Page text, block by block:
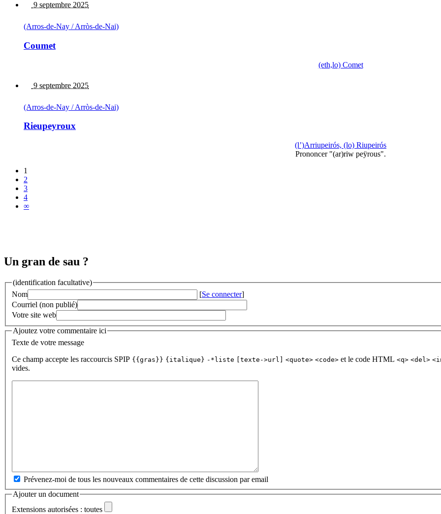
9 septembre 2025
(Arros-de-Nay / Arròs-de-Nai)
Coumet
(eth,lo) Comet
9 septembre 2025
(Arros-de-Nay / Arròs-de-Nai)
Rieupeyroux
(l’)Arriupeirós, (lo) Riupeirós
Prononcer "(ar)riw peÿrous".
1
2
3
4
∞
Un gran de sau ?
(identification facultative)
Nom
[Se connecter]
Courriel (non publié)
Votre site web
Ajoutez votre commentaire ici
Texte de votre message
Ce champ accepte les raccourcis SPIP {{gras}} {italique} -*liste [texte->url] <quote> <code> et le code HTML <q> <del>
vides.
Prévenez-moi de tous les nouveaux commentaires de cette discussion par email
Ajouter un document
Extensions autorisées : toutes